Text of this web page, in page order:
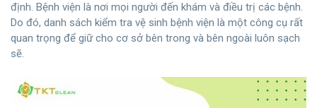
định. Bệnh viện là nơi mọi người đến khám và điều trị các bệnh.
Do đó, danh sách kiểm tra vệ sinh bệnh viện là một công cụ rất
quan trọng để giữ cho cơ sở bên trong và bên ngoài luôn sạch
sẽ.